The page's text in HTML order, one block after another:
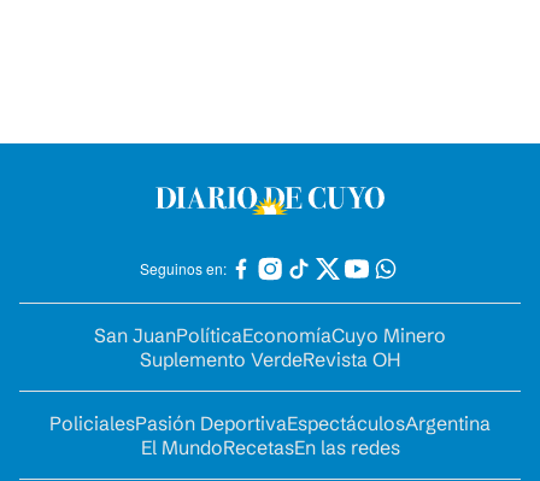
Seguinos en:
San JuanPolíticaEconomíaCuyo Minero
Suplemento VerdeRevista OH
PolicialesPasión DeportivaEspectáculosArgentina
El MundoRecetasEn las redes